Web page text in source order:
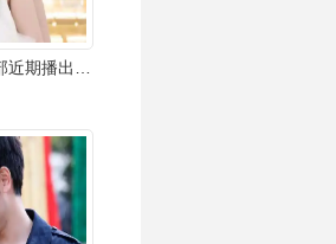
甜蜜电视剧推荐推荐5部近期播出的甜宠剧